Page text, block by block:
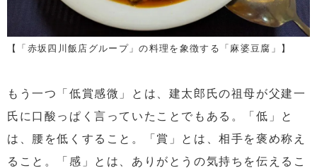
【「赤坂四川飯店グループ」の料理を象徴する「麻婆豆腐」】
もう一つ「低賞感微」とは、建太郎氏の祖母が父建一
氏に口酸っぱく言っていたことでもある。「低」と
は、腰を低くすること。「賞」とは、相手を褒め称え
ること。「感」とは、ありがとうの気持ちを伝えるこ